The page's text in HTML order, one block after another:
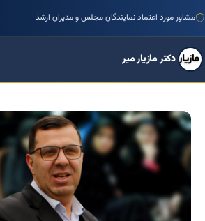
مشاور مورد اعتماد نمایندگان مجلس و مدیران ارشد
دکتر مازیار میر